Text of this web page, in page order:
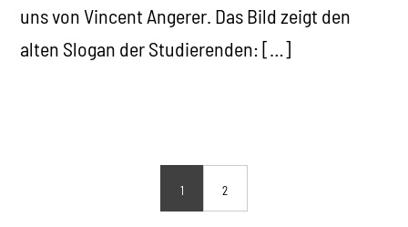
uns von Vincent Angerer. Das Bild zeigt den
alten Slogan der Studierenden: […]
1 2